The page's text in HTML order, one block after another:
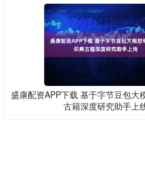
盛康配资APP下载 基于字节豆包大
古籍深度研究助手上